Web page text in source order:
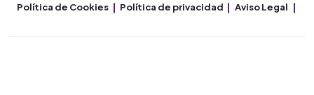
Política de Cookies Política de privacidad Aviso Legal